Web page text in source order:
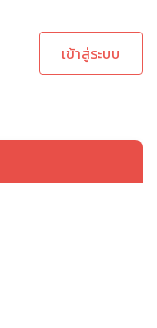
เข้าสู่ระบบ